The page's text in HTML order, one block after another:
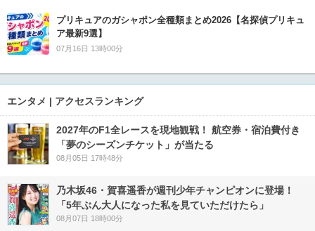
プリキュアのガシャポン全種類まとめ2026【名探偵プリキュ
ア最新9選】
07月16日 13時00分
エンタメ | アクセスランキング
2027年のF1全レースを現地観戦！ 航空券・宿泊費付き
「夢のシーズンチケット」が当たる
08月05日 17時48分
乃木坂46・賀喜遥香が週刊少年チャンピオンに登場！
「5年ぶん大人になった私を見ていただけたら」
08月07日 18時00分